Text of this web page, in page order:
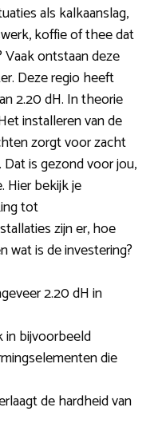
als kalkaanslag,
koffie of thee dat
ontstaan deze
Deze regio heeft
2.20 dH. In theorie
installeren van de
zorgt voor zacht
is gezond voor jou,
Hier bekijk je
tot
zijn er, hoe
wat is de investering?
2.20 dH in
in bijvoorbeeld
die
de hardheid van